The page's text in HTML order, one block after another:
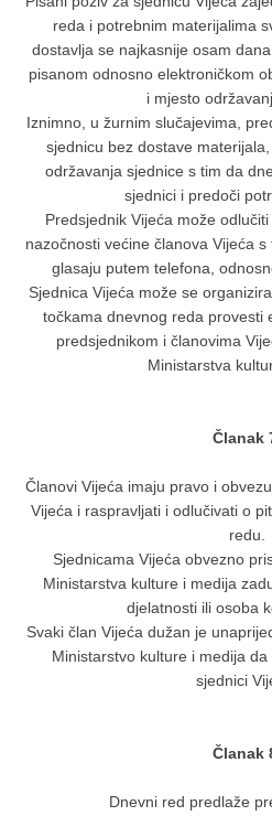
reda i potrebnim materijalima
dostavlja se najkasnije osam
pisanom odnosno elektroničkom
i mjesto
Iznimno, u žurnim slučajevima,
sjednicu bez dostave
održavanja sjednice s tim da
sjednici i predoči
Predsjednik Vijeća može
nazočnosti većine članova Vijeća
glasaju putem telefona,
Sjednica Vijeća može se
točkama dnevnog reda provesti
predsjednikom i članovima
Ministarstva
Članak
Članovi Vijeća imaju pravo i
Vijeća i raspravljati i odlučivati o
redu.
Sjednicama Vijeća obvezno
Ministarstva kulture i medija
djelatnosti ili osoba
Svaki član Vijeća dužan je
Ministarstvo kulture i medija
sjednici
Članak
Dnevni red predlaže